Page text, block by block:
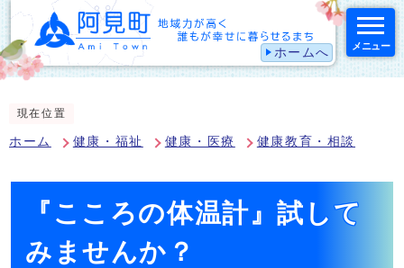
ホームへ メニュー
現在位置
ホーム 健康・福祉 健康・医療 健康教育・相談
『こころの体温計』試して
みませんか？